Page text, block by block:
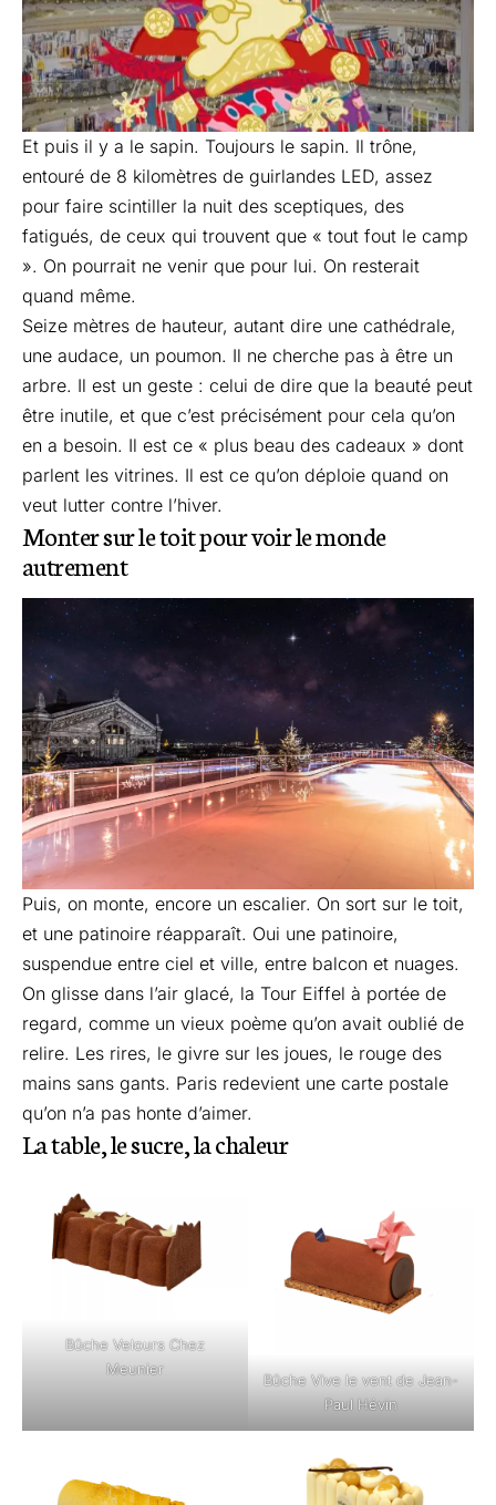
Et puis il y a le sapin. Toujours le sapin. Il trône,
entouré de 8 kilomètres de guirlandes LED, assez
pour faire scintiller la nuit des sceptiques, des
fatigués, de ceux qui trouvent que « tout fout le camp
». On pourrait ne venir que pour lui. On resterait
quand même.
Seize mètres de hauteur, autant dire une cathédrale,
une audace, un poumon. Il ne cherche pas à être un
arbre. Il est un geste : celui de dire que la beauté peut
être inutile, et que c’est précisément pour cela qu’on
en a besoin. Il est ce « plus beau des cadeaux » dont
parlent les vitrines. Il est ce qu’on déploie quand on
veut lutter contre l’hiver.
Monter sur le toit pour voir le monde
autrement
Puis, on monte, encore un escalier. On sort sur le toit,
et une patinoire réapparaît. Oui une patinoire,
suspendue entre ciel et ville, entre balcon et nuages.
On glisse dans l’air glacé, la Tour Eiffel à portée de
regard, comme un vieux poème qu’on avait oublié de
relire. Les rires, le givre sur les joues, le rouge des
mains sans gants. Paris redevient une carte postale
qu’on n’a pas honte d’aimer.
La table, le sucre, la chaleur
Bûche Velours Chez
Meunier
Bûche Vive le vent de Jean-
Paul Hévin